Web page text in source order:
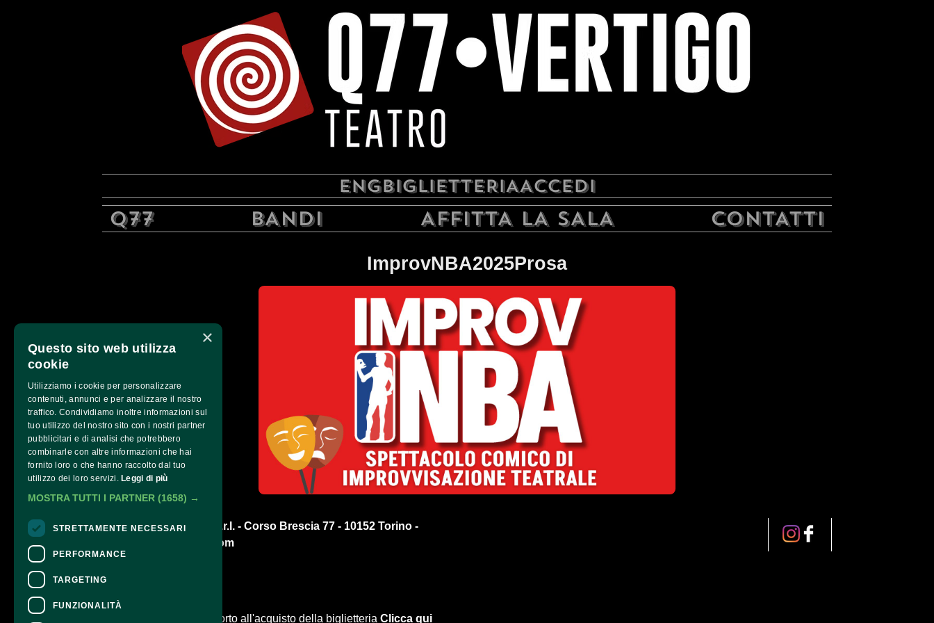
ENGBIGLIETTERIAACCEDI
Q77 BANDI AFFITTA LA SALA CONTATTI
ImprovNBA2025Prosa
Q77 Impresa Sociale S.r.l. - Corso Brescia 77 - 10152 Torino -
info@qsettantasette.com
CONTATTI
Per informazioni e supporto all'acquisto della biglietteria Clicca qui
×
Questo sito web utilizza
cookie
Utilizziamo i cookie per personalizzare
contenuti, annunci e per analizzare il nostro
traffico. Condividiamo inoltre informazioni sul
tuo utilizzo del nostro sito con i nostri partner
pubblicitari e di analisi che potrebbero
combinarle con altre informazioni che hai
fornito loro o che hanno raccolto dal tuo
utilizzo dei loro servizi. Leggi di più
MOSTRA TUTTI I PARTNER (1658) →
STRETTAMENTE NECESSARI
PERFORMANCE
TARGETING
FUNZIONALITÀ